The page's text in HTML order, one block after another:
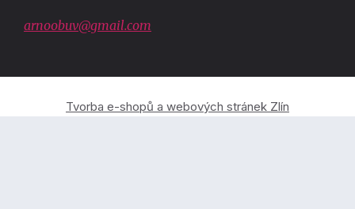
arnoobuv@gmail.com
Tvorba e-shopů a webových stránek Zlín